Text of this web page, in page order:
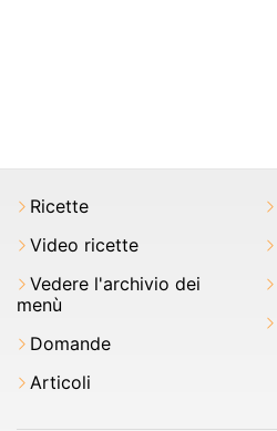
Ricette
Video ricette
Vedere l'archivio dei
menù
Domande
Articoli